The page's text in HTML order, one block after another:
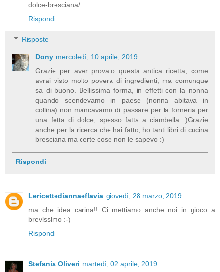
dolce-bresciana/
Rispondi
Risposte
Dony mercoledì, 10 aprile, 2019
Grazie per aver provato questa antica ricetta, come
avrai visto molto povera di ingredienti, ma comunque
sa di buono. Bellissima forma, in effetti con la nonna
quando scendevamo in paese (nonna abitava in
collina) non mancavamo di passare per la forneria per
una fetta di dolce, spesso fatta a ciambella :)Grazie
anche per la ricerca che hai fatto, ho tanti libri di cucina
bresciana ma certe cose non le sapevo :)
Rispondi
Lericettediannaeflavia giovedì, 28 marzo, 2019
ma che idea carina!! Ci mettiamo anche noi in gioco a
brevissimo :-)
Rispondi
Stefania Oliveri martedì, 02 aprile, 2019